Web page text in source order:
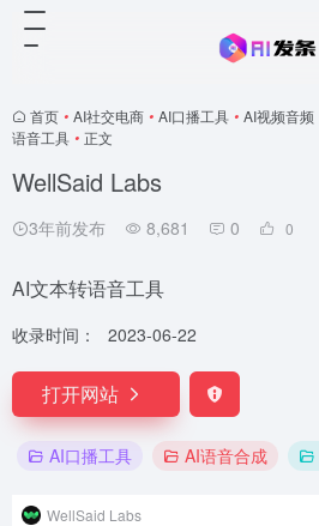
首页 • AI社交电商 • AI口播工具 • AI视频音频
语音工具 • 正文
WellSaid Labs
3年前发布 8,681 0 0
AI文本转语音工具
收录时间： 2023-06-22
打开网站
AI口播工具 AI语音合成
WellSaid Labs